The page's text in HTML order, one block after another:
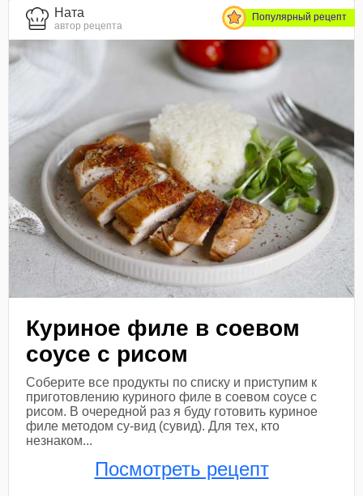
Ната
автор рецепта
Популярный рецепт
Куриное филе в соевом
соусе с рисом
Соберите все продукты по списку и приступим к
приготовлению куриного филе в соевом соусе с
рисом. В очередной раз я буду готовить куриное
филе методом су-вид (сувид). Для тех, кто
незнаком...
Посмотреть рецепт